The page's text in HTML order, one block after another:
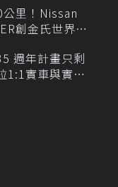
里！Nissan
創金氏世界紀
週年計畫只剩
1:1實車與實體